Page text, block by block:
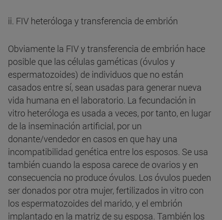
ii. FIV heteróloga y transferencia de embrión
Obviamente la FIV y transferencia de embrión hace
posible que las células gaméticas (óvulos y
espermatozoides) de individuos que no están
casados entre sí, sean usadas para generar nueva
vida humana en el laboratorio. La fecundación in
vitro heteróloga es usada a veces, por tanto, en lugar
de la inseminación artificial, por un
donante/vendedor en casos en que hay una
incompatibilidad genética entre los esposos. Se usa
también cuando la esposa carece de ovarios y en
consecuencia no produce óvulos. Los óvulos pueden
ser donados por otra mujer, fertilizados in vitro con
los espermatozoides del marido, y el embrión
implantado en la matriz de su esposa. También los